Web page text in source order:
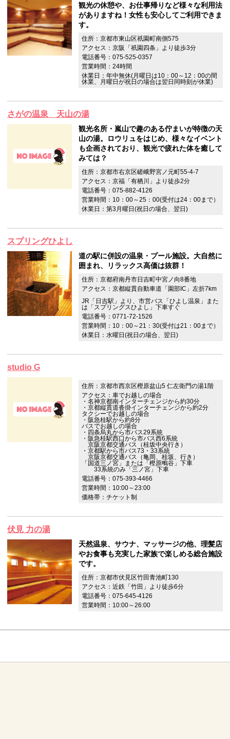
観光の休憩や、お仕事帰りなど様々な利用法
がありますね！女性も安心してご利用できま
す。
住所：京都市東山区祇園町南側575
アクセス：京阪「祇園四条」より徒歩3分
電話番号：075-525-0357
営業時間：24時間
休業日：年中無休(月曜日は10：00～12：00の間
休業、月曜日が祝日の場合は翌日同時刻が休業)
さがの温泉 天山の湯
観光名所・嵐山で趣のある佇まいが特徴の天
山の湯。ロウリュをはじめ、様々なイベント
も企画されており、観光で疲れた体を癒して
みては？
住所：京都市右京区嵯峨野宮ノ元町55-4-7
アクセス：京福「有栖川」より徒歩2分
電話番号：075-882-4126
営業時間：10：00～25：00(受付は24：00まで）
休業日：第3月曜日(祝日の場合、翌日)
スプリングひよし
道の駅に併設の温泉・プール施設。大自然に
囲まれ、リラックス高価は抜群！
住所：京都府南丹市日吉町中宮ノ向8番地
アクセス：京都縦貫自動車道「園部IC」左折7km
JR「日吉駅」より、市営バス「ひよし温泉」また
は「スプリングスひよし」下車すぐ
電話番号：0771-72-1526
営業時間：10：00～21：30(受付は21：00まで）
休業日：水曜日(祝日の場合、翌日)
studio G
住所：京都市西京区樫原盆山5 仁左衛門の湯1階
アクセス：車でお越しの場合
・名神京都南インターチェンジから約30分
・京都縦貫道沓掛インターチェンジから約2分
タクシーでお越しの場合
・阪急桂駅から約8分
バスでお越しの場合
・四条烏丸から市バス29系統
・阪急桂駅西口から市バス西6系統
京阪京都交通バス（桂坂中央行き）
・京都駅から市バス73・33系統
京阪京都交通バス（亀岡、桂坂、行き）
「国道三ノ宮」または「樫原鴫谷」下車
33系統のみ「三ノ宮」下車
電話番号：075-393-4466
営業時間：10:00～23:00
価格帯：チケット制
伏見 力の湯
天然温泉、サウナ、マッサージの他、理髪店
やお食事も充実した家族で楽しめる総合施設
です。
住所：京都市伏見区竹田青池町130
アクセス：近鉄「竹田」より徒歩6分
電話番号：075-645-4126
営業時間：10:00～26:00